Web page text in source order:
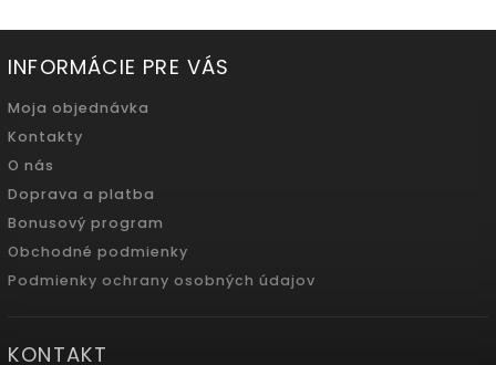
INFORMÁCIE PRE VÁS
Moja objednávka
Kontakty
O nás
Doprava a platba
Bonusový program
Obchodné podmienky
Podmienky ochrany osobných údajov
KONTAKT